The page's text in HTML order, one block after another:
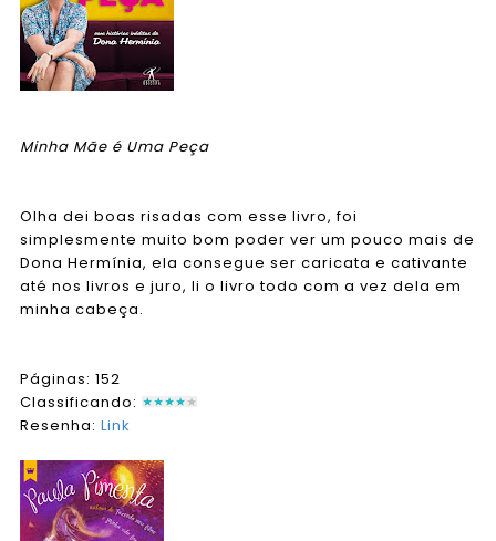
Minha Mãe é Uma Peça
Olha dei boas risadas com esse livro, foi
simplesmente muito bom poder ver um pouco mais de
Dona Hermínia, ela consegue ser caricata e cativante
até nos livros e juro, li o livro todo com a vez dela em
minha cabeça.
Páginas: 152
Classificando:
Resenha: Link